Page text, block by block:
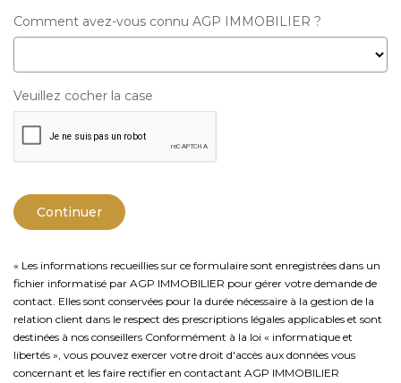
Comment avez-vous connu AGP IMMOBILIER ?
Veuillez cocher la case
Continuer
« Les informations recueillies sur ce formulaire sont enregistrées dans un
fichier informatisé par AGP IMMOBILIER pour gérer votre demande de
contact. Elles sont conservées pour la durée nécessaire à la gestion de la
relation client dans le respect des prescriptions légales applicables et sont
destinées à nos conseillers Conformément à la loi « informatique et
libertés », vous pouvez exercer votre droit d'accès aux données vous
concernant et les faire rectifier en contactant AGP IMMOBILIER